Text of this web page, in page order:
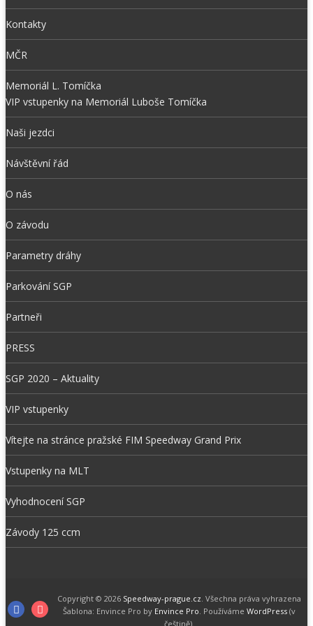
Kontakty
MČR
Memoriál L. Tomíčka
VIP vstupenky na Memoriál Luboše Tomíčka
Naši jezdci
Návštěvní řád
O nás
O závodu
Parametry dráhy
Parkování SGP
Partneři
PRESS
SGP 2020 – Aktuality
VIP vstupenky
Vítejte na stránce pražské FIM Speedway Grand Prix
Vstupenky na MLT
Vyhodnocení SGP
Závody 125 ccm
F
I
Copyright © 2026 Speedway-prague.cz. Všechna práva vyhrazena
Šablona: Envince Pro by Envince Pro. Používáme WordPress(v
češtině).